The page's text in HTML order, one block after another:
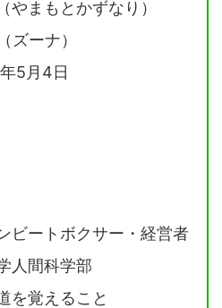
やまもとかずなり）
ズーナ）
5月4日
ビートボクサー・経営者
人間科学部
を覚えること